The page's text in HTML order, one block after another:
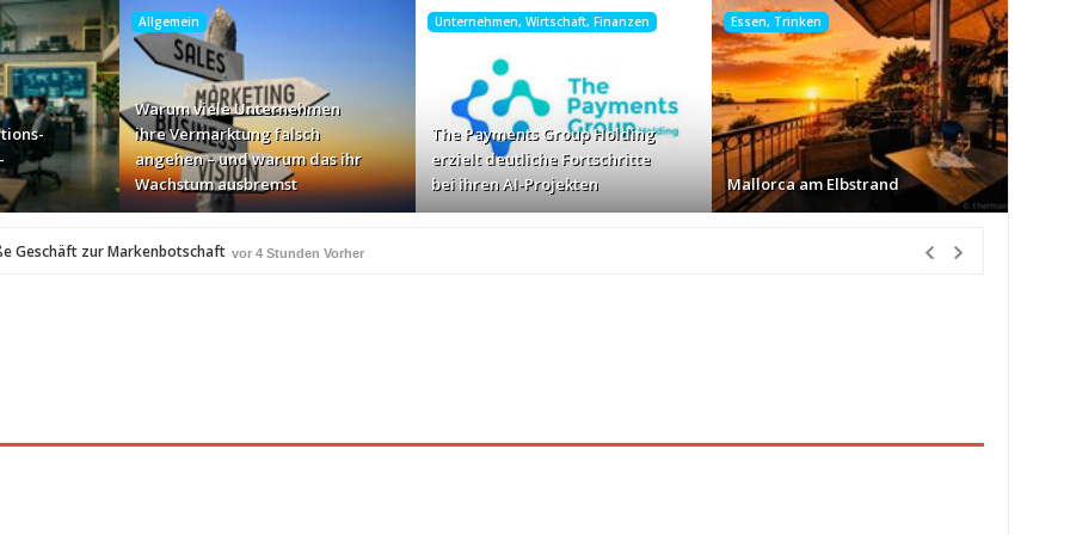
Allgemein
Warum viele Unternehmen
ihre Vermarktung falsch
angehen – und warum das ihr
Wachstum ausbremst
Unternehmen, Wirtschaft, Finanzen
The Payments Group Holding
erzielt deutliche Fortschritte
bei ihren AI-Projekten
Essen, Trinken
Mallorca am Elbstrand
Geschäft zur Markenbotschaft vor 4 Stunden Vorher
AI-Projekten
Bayerischen Bio-Erlebnistagen